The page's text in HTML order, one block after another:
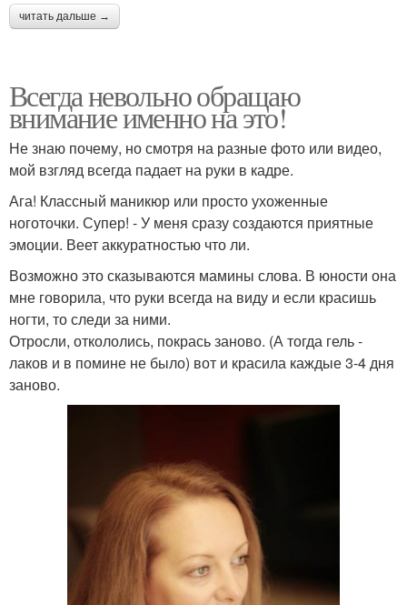
читать дальше →
Всегда невольно обращаю
внимание именно на это!
Не знаю почему, но смотря на разные фото или видео,
мой взгляд всегда падает на руки в кадре.
Ага! Классный маникюр или просто ухоженные
ноготочки. Супер! - У меня сразу создаются приятные
эмоции. Веет аккуратностью что ли.
Возможно это сказываются мамины слова. В юности она
мне говорила, что руки всегда на виду и если красишь
ногти, то следи за ними.
Отросли, откололись, покрась заново. (А тогда гель -
лаков и в помине не было) вот и красила каждые 3-4 дня
заново.